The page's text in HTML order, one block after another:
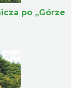
po „Górze